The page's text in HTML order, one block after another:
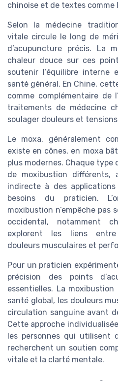
chinoise et de textes comme
Selon la médecine
vitale circule le long de
d’acupuncture précis. La
chaleur douce sur ces
soutenir l’équilibre interne
santé général. En Chine,
comme complémentaire de
traitements de médecine
soulager douleurs et
Le moxa, généralement
existe en cônes, en moxa
plus modernes. Chaque type
de moxibustion différents,
indirecte à des
besoins du praticien.
moxibustion n’empêche pas
occidental, notamment
explorent les liens entre
douleurs musculaires et
Pour un praticien
précision des points
essentielles. La
santé global, les douleurs
circulation sanguine avant
Cette approche
les personnes qui utilisent
recherchent un soutien
vitale et la clarté mentale.